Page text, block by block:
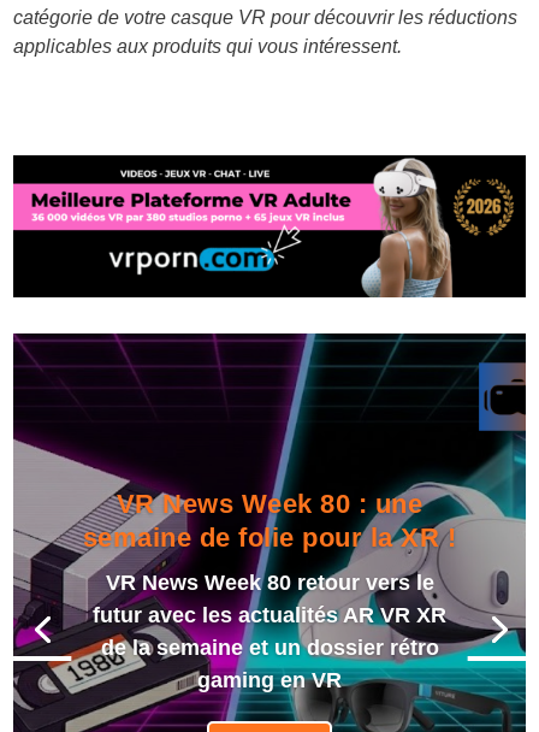
catégorie de votre casque VR pour découvrir les réductions
applicables aux produits qui vous intéressent.
VR News Week 80 : une
semaine de folie pour la XR !
VR News Week 80 retour vers le
futur avec les actualités AR VR XR
de la semaine et un dossier rétro
gaming en VR